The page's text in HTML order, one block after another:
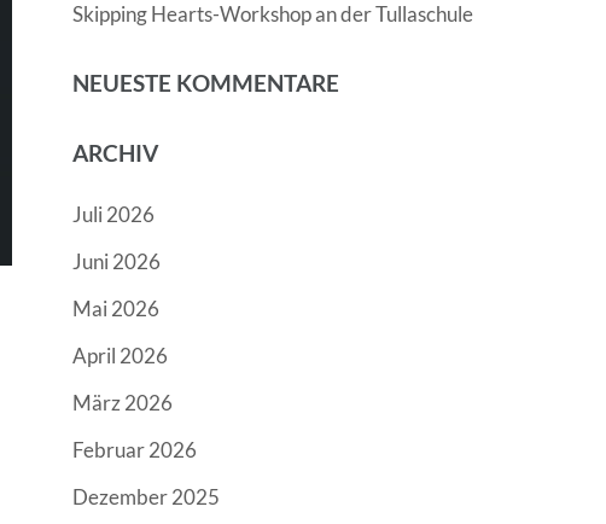
Skipping Hearts-Workshop an der Tullaschule
NEUESTE KOMMENTARE
ARCHIV
Juli 2026
Juni 2026
Mai 2026
April 2026
März 2026
Februar 2026
Dezember 2025